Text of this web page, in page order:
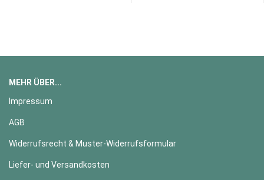
MEHR ÜBER...
Impressum
AGB
Widerrufsrecht & Muster-Widerrufsformular
Liefer- und Versandkosten